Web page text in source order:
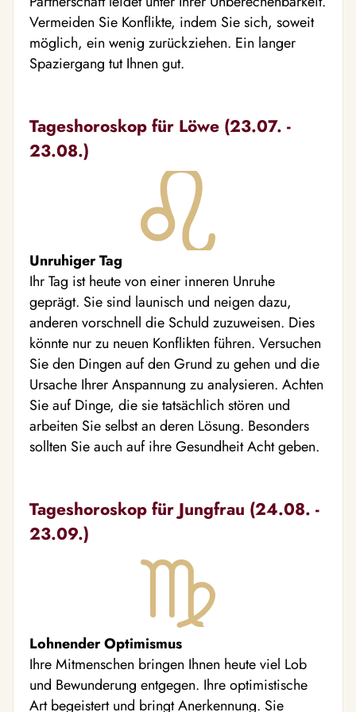
Vermeiden Sie Konflikte, indem Sie sich, soweit
möglich, ein wenig zurückziehen. Ein langer
Spaziergang tut Ihnen gut.
Tageshoroskop für Löwe (23.07. -
23.08.)
Unruhiger Tag
Ihr Tag ist heute von einer inneren Unruhe
geprägt. Sie sind launisch und neigen dazu,
anderen vorschnell die Schuld zuzuweisen. Dies
könnte nur zu neuen Konflikten führen. Versuchen
Sie den Dingen auf den Grund zu gehen und die
Ursache Ihrer Anspannung zu analysieren. Achten
Sie auf Dinge, die sie tatsächlich stören und
arbeiten Sie selbst an deren Lösung. Besonders
sollten Sie auch auf ihre Gesundheit Acht geben.
Tageshoroskop für Jungfrau (24.08. -
23.09.)
Lohnender Optimismus
Ihre Mitmenschen bringen Ihnen heute viel Lob
und Bewunderung entgegen. Ihre optimistische
Art begeistert und bringt Anerkennung. Sie